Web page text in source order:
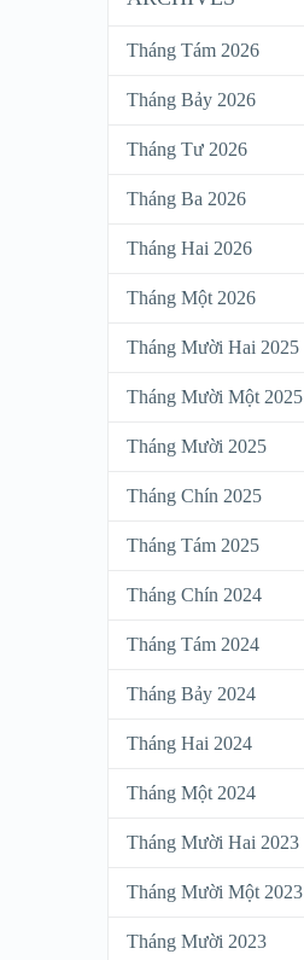
Tháng Tám 2026
Tháng Bảy 2026
Tháng Tư 2026
Tháng Ba 2026
Tháng Hai 2026
Tháng Một 2026
Tháng Mười Hai 2025
Tháng Mười Một 2025
Tháng Mười 2025
Tháng Chín 2025
Tháng Tám 2025
Tháng Chín 2024
Tháng Tám 2024
Tháng Bảy 2024
Tháng Hai 2024
Tháng Một 2024
Tháng Mười Hai 2023
Tháng Mười Một 2023
Tháng Mười 2023